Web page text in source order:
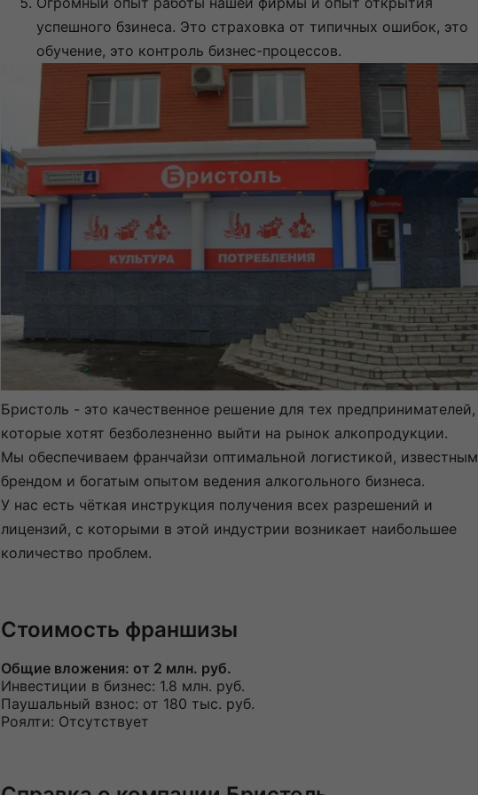
успешного бзинеса. Это страховка от типичных ошибок, это
обучение, это контроль бизнес-процессов.
Бристоль - это качественное решение для тех предпринимателей,
которые хотят безболезненно выйти на рынок алкопродукции.
Мы обеспечиваем франчайзи оптимальной логистикой, известным
брендом и богатым опытом ведения алкогольного бизнеса.
У нас есть чёткая инструкция получения всех разрешений и
лицензий, с которыми в этой индустрии возникает наибольшее
количество проблем.
Стоимость франшизы
Общие вложения: от 2 млн. руб.
Инвестиции в бизнес: 1.8 млн. руб.
Паушальный взнос: от 180 тыс. руб.
Роялти: Отсутствует